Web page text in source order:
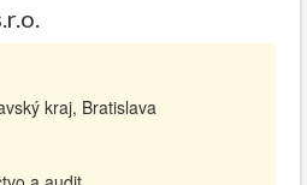
kraj, Bratislava